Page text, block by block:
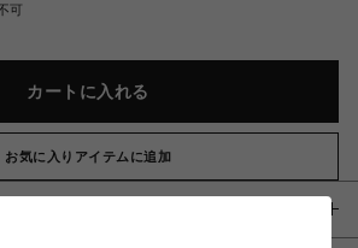
可
カートに入れる
お気に入りアイテムに追加